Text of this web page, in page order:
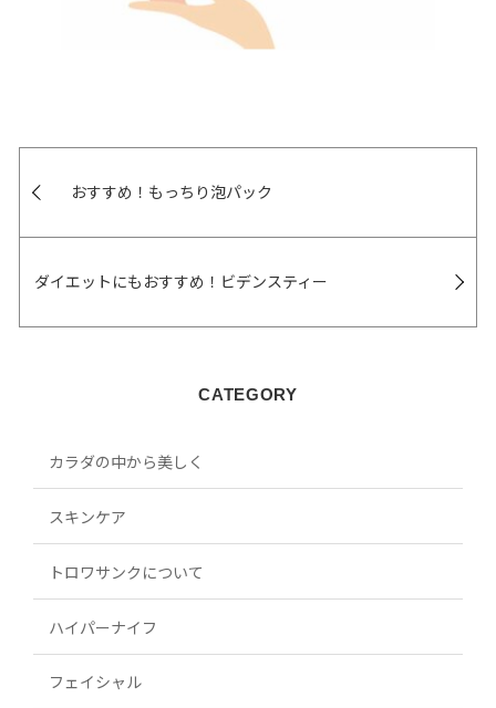
おすすめ！もっちり泡パック
ダイエットにもおすすめ！ビデンスティー
CATEGORY
カラダの中から美しく
スキンケア
トロワサンクについて
ハイパーナイフ
フェイシャル